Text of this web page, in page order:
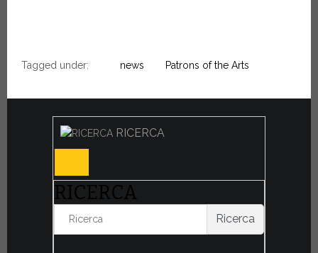
Tagged under: news Patrons of the Arts
RICERCA
RICERCA
Ricerca